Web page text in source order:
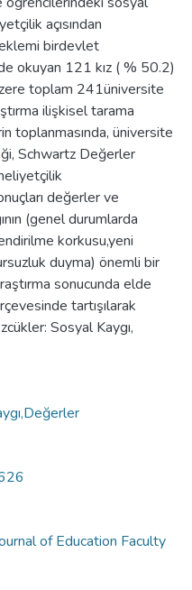
açısından
birdevlet
okuyan 121 kız ( % 50.2)
toplam 241üniversite
ilişkisel tarama
toplanmasında, üniversite
Schwartz Değerler
değerler ve
(genel durumlarda
korkusu,yeni
duyma) önemli bir
sonucunda elde
tartışılarak
Sosyal Kaygı,
of Education Faculty